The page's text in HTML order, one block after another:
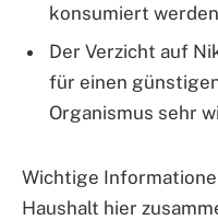
konsumiert
Der Verzicht auf
für einen
Organismus sehr
Wichtige
Haushalt hier